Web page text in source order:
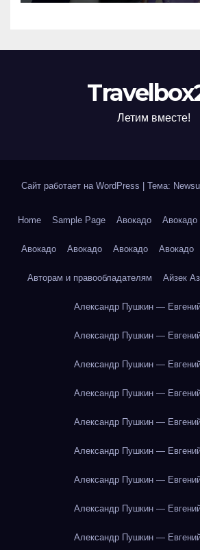
Летим вместе!
Сайт работает на WordPress Тема:
Home Sample Page Авокадо Авокадо
Авокадо Авокадо Авокадо Авокадо
Авторам и правообладателям Айзек
Александр Пушкин —
Александр Пушкин —
Александр Пушкин —
Александр Пушкин —
Александр Пушкин —
Александр Пушкин —
Александр Пушкин —
Александр Пушкин —
Александр Пушкин —